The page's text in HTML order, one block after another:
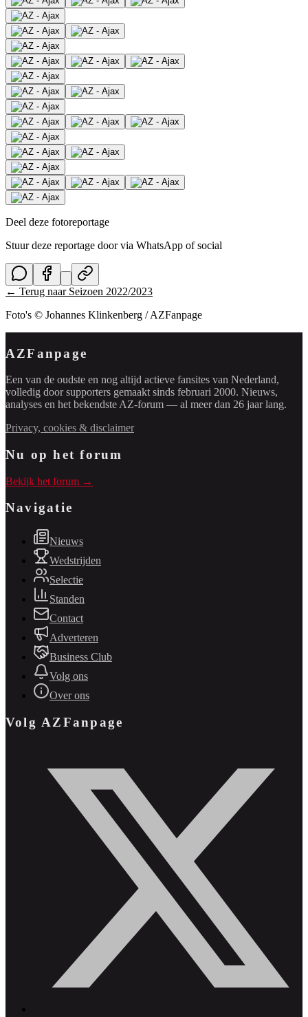
Deel deze fotoreportage
Stuur deze reportage door via WhatsApp of social
← Terug naar Seizoen 2022/2023
Foto's © Johannes Klinkenberg / AZFanpage
AZFanpage
Een van de oudste en nog altijd actieve fansites van Nederland,
volledig door supporters gemaakt sinds februari 2000. Nieuws,
analyses en het bekendste AZ-forum — al meer dan 26 jaar lang.
Privacy, cookies & disclaimer
Nu op het forum
Bekijk het forum →
Navigatie
Nieuws
Wedstrijden
Selectie
Standen
Contact
Adverteren
Business Club
Volg ons
Over ons
Volg AZFanpage